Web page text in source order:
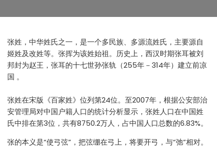
张姓，中华姓氏之一，是一个多民族、多源流姓氏，主要源自
姬姓及改姓等。张挥为该姓始祖。历史上，西汉时期张耳被刘
邦封为赵王，张耳的十七世孙张轨（255年－314年）建立前凉
国 。
张姓在宋版《百家姓》位列第24位。至2007年，根据公安部治
安管理局对中国户籍人口的统计分析显示，张姓人口在中国姓
氏中排在第3位，共有8750.2万人，占中国人口总数的6.83%。
张的本义是“使弓弦”，把弦绷在弓上，将要开弓，与“弛”相对。